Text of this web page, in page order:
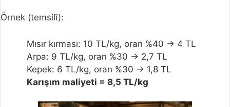
Örnek (temsilî):
Mısır kırması: 10 TL/kg, oran %40 → 4 TL
Arpa: 9 TL/kg, oran %30 → 2,7 TL
Kepek: 6 TL/kg, oran %30 → 1,8 TL
Karışım maliyeti = 8,5 TL/kg